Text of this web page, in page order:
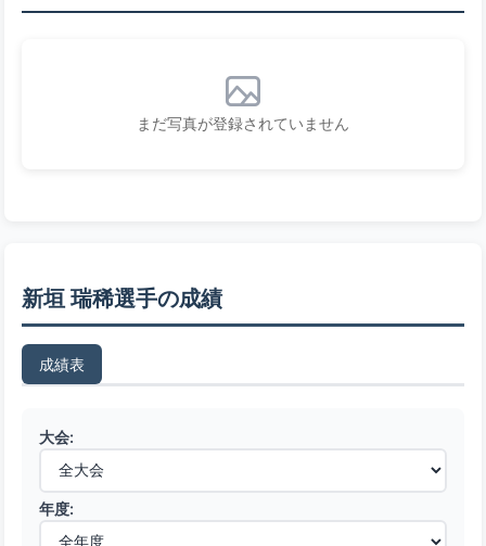
まだ写真が登録されていません
新垣 瑞稀選手の成績
成績表
大会:
年度: